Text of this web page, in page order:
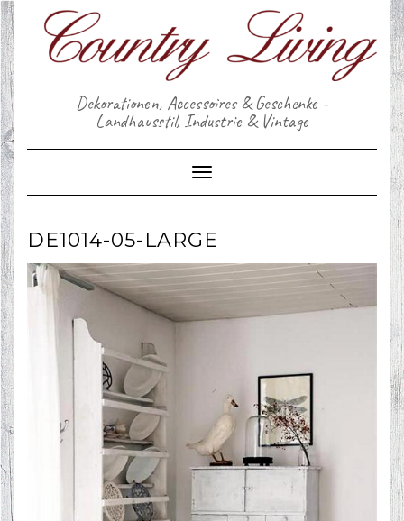
Skip
to
content
Dekorationen, Accessoires & Geschenke -
Landhausstil, Industrie & Vintage
Toggle Navigation
DE1014-05-LARGE